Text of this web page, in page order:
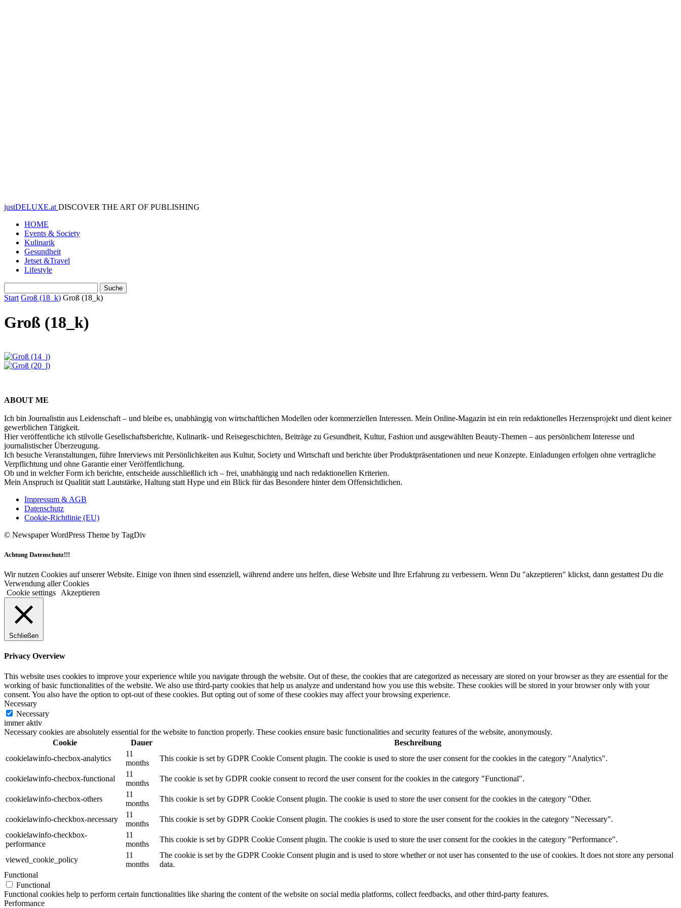
justDELUXE.at DISCOVER THE ART OF PUBLISHING
HOME
Events & Society
Kulinarik
Gesundheit
Jetset &Travel
Lifestyle
Start Groß (18_k) Groß (18_k)
Groß (18_k)
ABOUT ME
Ich bin Journalistin aus Leidenschaft – und bleibe es, unabhängig von wirtschaftlichen Modellen oder kommerziellen Interessen. Mein Online-Magazin ist ein rein redaktionelles Herzensprojekt und dient keiner
gewerblichen Tätigkeit.
Hier veröffentliche ich stilvolle Gesellschaftsberichte, Kulinarik- und Reisegeschichten, Beiträge zu Gesundheit, Kultur, Fashion und ausgewählten Beauty-Themen – aus persönlichem Interesse und
journalistischer Überzeugung.
Ich besuche Veranstaltungen, führe Interviews mit Persönlichkeiten aus Kultur, Society und Wirtschaft und berichte über Produktpräsentationen und neue Konzepte. Einladungen erfolgen ohne vertragliche
Verpflichtung und ohne Garantie einer Veröffentlichung.
Ob und in welcher Form ich berichte, entscheide ausschließlich ich – frei, unabhängig und nach redaktionellen Kriterien.
Mein Anspruch ist Qualität statt Lautstärke, Haltung statt Hype und ein Blick für das Besondere hinter dem Offensichtlichen.
Impressum & AGB
Datenschutz
Cookie-Richtlinie (EU)
© Newspaper WordPress Theme by TagDiv
Achtung Datenschutz!!!
Wir nutzen Cookies auf unserer Website. Einige von ihnen sind essenziell, während andere uns helfen, diese Website und Ihre Erfahrung zu verbessern. Wenn Du "akzeptieren" klickst, dann gestattest Du die
Verwendung aller Cookies
Cookie settings
Akzeptieren
Schließen
Privacy Overview
This website uses cookies to improve your experience while you navigate through the website. Out of these, the cookies that are categorized as necessary are stored on your browser as they are essential for the
working of basic functionalities of the website. We also use third-party cookies that help us analyze and understand how you use this website. These cookies will be stored in your browser only with your
consent. You also have the option to opt-out of these cookies. But opting out of some of these cookies may affect your browsing experience.
Necessary
Necessary
immer aktiv
Necessary cookies are absolutely essential for the website to function properly. These cookies ensure basic functionalities and security features of the website, anonymously.
Cookie
Dauer
Beschreibung
cookielawinfo-checbox-analytics
11
months
This cookie is set by GDPR Cookie Consent plugin. The cookie is used to store the user consent for the cookies in the category "Analytics".
cookielawinfo-checbox-functional
11
months
The cookie is set by GDPR cookie consent to record the user consent for the cookies in the category "Functional".
cookielawinfo-checbox-others
11
months
This cookie is set by GDPR Cookie Consent plugin. The cookie is used to store the user consent for the cookies in the category "Other.
cookielawinfo-checkbox-necessary
11
months
This cookie is set by GDPR Cookie Consent plugin. The cookies is used to store the user consent for the cookies in the category "Necessary".
cookielawinfo-checkbox-
performance
11
months
This cookie is set by GDPR Cookie Consent plugin. The cookie is used to store the user consent for the cookies in the category "Performance".
viewed_cookie_policy
11
months
The cookie is set by the GDPR Cookie Consent plugin and is used to store whether or not user has consented to the use of cookies. It does not store any personal
data.
Functional
Functional
Functional cookies help to perform certain functionalities like sharing the content of the website on social media platforms, collect feedbacks, and other third-party features.
Performance